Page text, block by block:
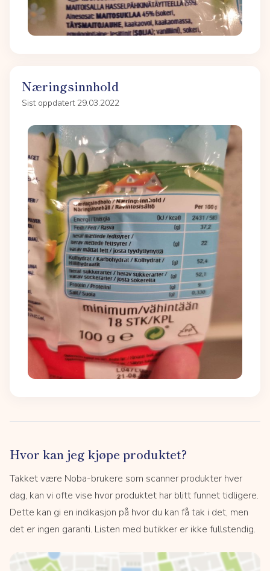
Næringsinnhold
Sist oppdatert 29.03.2022
Hvor kan jeg kjøpe produktet?
Takket være Noba-brukere som scanner produkter hver
dag, kan vi ofte vise hvor produktet har blitt funnet tidligere.
Dette kan gi en indikasjon på hvor du kan få tak i det, men
det er ingen garanti. Listen med butikker er ikke fullstendig.